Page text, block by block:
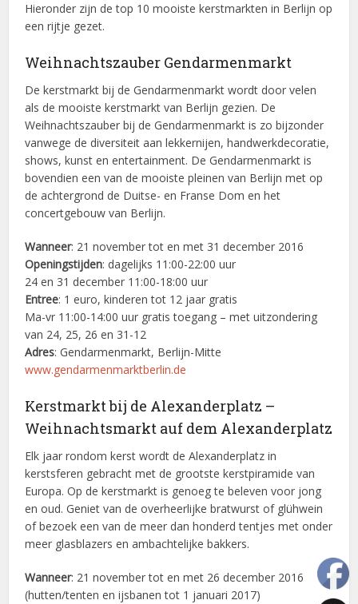
Hieronder zijn de top 10 mooiste kerstmarkten in Berlijn op
een rijtje gezet.
Weihnachtszauber Gendarmenmarkt
De kerstmarkt bij de Gendarmenmarkt wordt door velen
als de mooiste kerstmarkt van Berlijn gezien. De
Weihnachtszauber bij de Gendarmenmarkt is zo bijzonder
vanwege de diversiteit aan lekkernijen, handwerkdecoratie,
shows, kunst en entertainment. De Gendarmenmarkt is
bovendien een van de mooiste pleinen van Berlijn met op
de achtergrond de Duitse- en Franse Dom en het
concertgebouw van Berlijn.
Wanneer: 21 november tot en met 31 december 2016
Openingstijden: dagelijks 11:00-22:00 uur
24 en 31 december 11:00-18:00 uur
Entree: 1 euro, kinderen tot 12 jaar gratis
Ma-vr 11:00-14:00 uur gratis toegang – met uitzondering
van 24, 25, 26 en 31-12
Adres: Gendarmenmarkt, Berlijn-Mitte
www.gendarmenmarktberlin.de
Kerstmarkt bij de Alexanderplatz –
Weihnachtsmarkt auf dem Alexanderplatz
Elk jaar rondom kerst wordt de Alexanderplatz in
kerstsferen gebracht met de grootste kerstpiramide van
Europa. Op de kerstmarkt is genoeg te beleven voor jong
en oud. Geniet van de overheerlijke bratwurst of glühwein
of bezoek een van de meer dan honderd tentjes met onder
meer glasblazers en ambachtelijke bakkers.
Wanneer: 21 november tot en met 26 december 2016
(hutten/tenten en ijsbanen tot 1 januari 2017)